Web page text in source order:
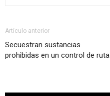
Artículo anterior
Secuestran sustancias
prohibidas en un control de ruta